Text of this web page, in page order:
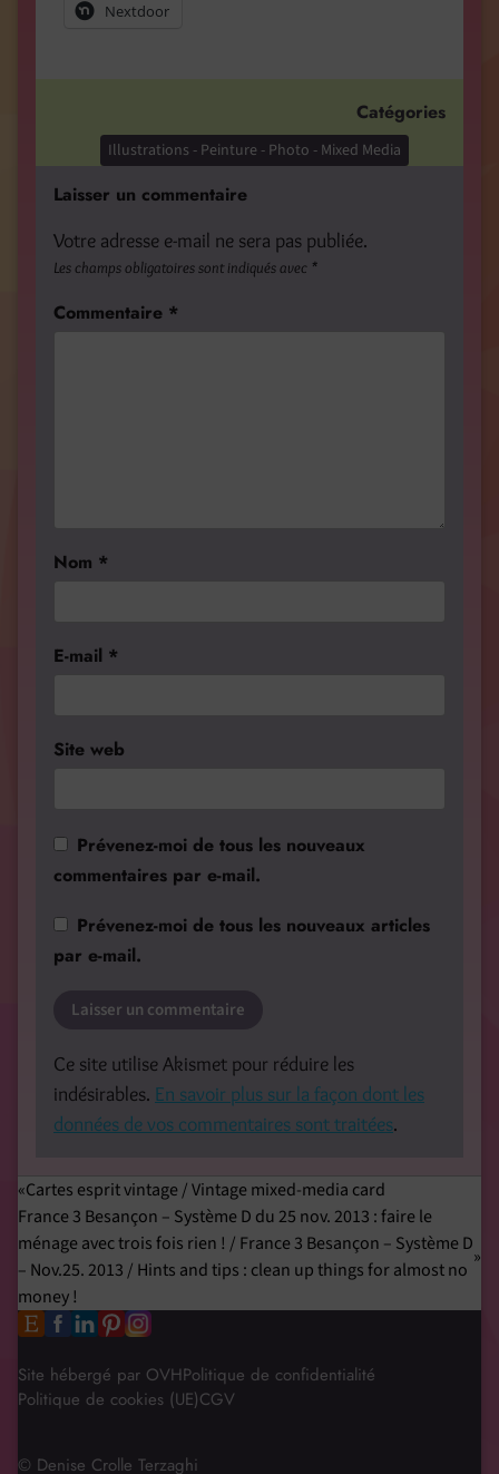
Nextdoor
Catégories
Illustrations - Peinture - Photo - Mixed Media
Laisser un commentaire
Votre adresse e-mail ne sera pas publiée.
Les champs obligatoires sont indiqués avec *
Commentaire *
Nom *
E-mail *
Site web
Prévenez-moi de tous les nouveaux
commentaires par e-mail.
Prévenez-moi de tous les nouveaux articles
par e-mail.
Ce site utilise Akismet pour réduire les
indésirables. En savoir plus sur la façon dont les
données de vos commentaires sont traitées.
Cartes esprit vintage / Vintage mixed-media card
France 3 Besançon – Système D du 25 nov. 2013 : faire le
ménage avec trois fois rien ! / France 3 Besançon – Système D
– Nov.25. 2013 / Hints and tips : clean up things for almost no
money !
Site hébergé par OVHPolitique de confidentialité
Politique de cookies (UE)CGV
© Denise Crolle Terzaghi